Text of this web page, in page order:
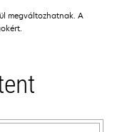
megváltozhatnak. A